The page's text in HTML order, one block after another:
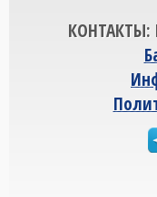
КОНТАКТЫ: